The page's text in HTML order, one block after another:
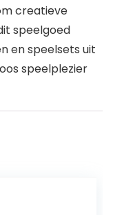
creatieve
speelgoed
en speelsets uit
speelplezier